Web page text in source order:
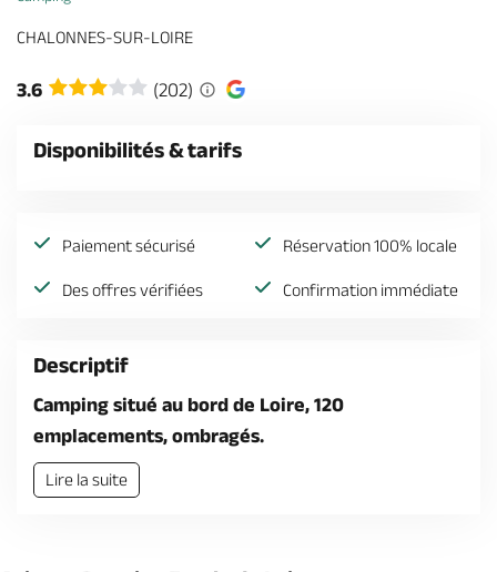
Brochures & Cartes
CHALONNES-SUR-LOIRE
3.6 (202)
Disponibilités & tarifs
Paiement sécurisé Réservation 100% locale
Des offres vérifiées Confirmation immédiate
Descriptif
Camping situé au bord de Loire, 120
emplacements, ombragés.
Lire la suite